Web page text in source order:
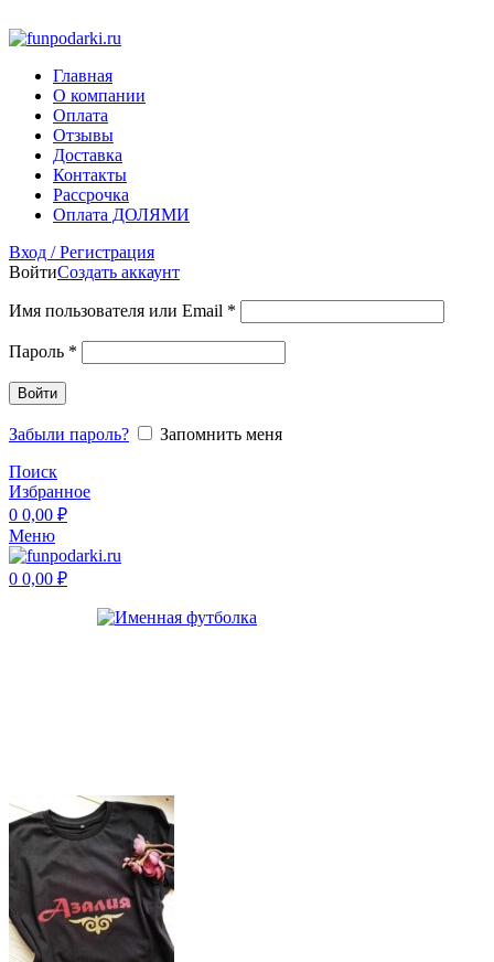
Главная
О компании
Оплата
Отзывы
Доставка
Контакты
Рассрочка
Оплата ДОЛЯМИ
Вход / Регистрация
ВойтиСоздать аккаунт
Имя пользователя или Email *
Пароль *
Войти
Забыли пароль?
Запомнить меня
Поиск
Избранное
0 0,00 ₽
Меню
0 0,00 ₽